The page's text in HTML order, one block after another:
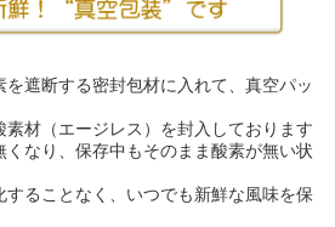
遮断する密封包材に入れて、真空パッ
材（エージレス）を封入しております
なり、保存中もそのまま酸素が無い状
ることなく、いつでも新鮮な風味を保